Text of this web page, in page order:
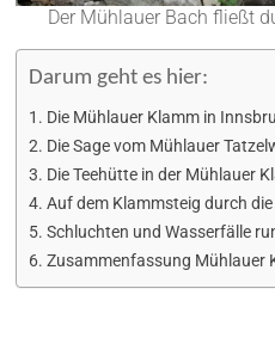
Der Mühlauer Bach fließt
Darum geht es hier:
Die Mühlauer Klamm in
Die Sage vom Mühlauer
Die Teehütte in der Mühlauer
Auf dem Klammsteig durch
Schluchten und Wasserfälle
Zusammenfassung Mühlauer